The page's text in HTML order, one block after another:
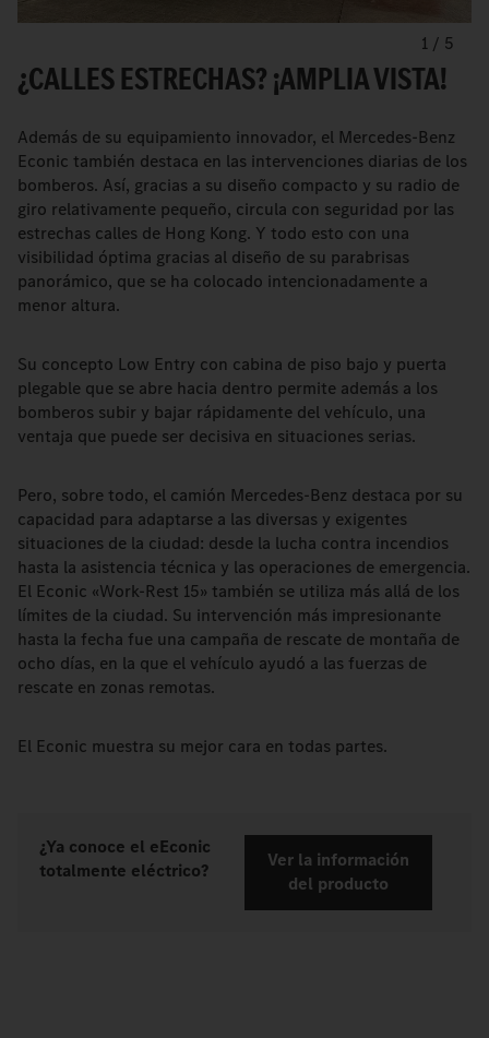
1 / 5
¿CALLES ESTRECHAS? ¡AMPLIA VISTA!
Además de su equipamiento innovador, el Mercedes-Benz
Econic también destaca en las intervenciones diarias de los
bomberos. Así, gracias a su diseño compacto y su radio de
giro relativamente pequeño, circula con seguridad por las
estrechas calles de Hong Kong. Y todo esto con una
visibilidad óptima gracias al diseño de su parabrisas
panorámico, que se ha colocado intencionadamente a
menor altura.
Su concepto Low Entry con cabina de piso bajo y puerta
plegable que se abre hacia dentro permite además a los
bomberos subir y bajar rápidamente del vehículo, una
ventaja que puede ser decisiva en situaciones serias.
Pero, sobre todo, el camión Mercedes-Benz destaca por su
capacidad para adaptarse a las diversas y exigentes
situaciones de la ciudad: desde la lucha contra incendios
hasta la asistencia técnica y las operaciones de emergencia.
El Econic «Work-Rest 15» también se utiliza más allá de los
límites de la ciudad. Su intervención más impresionante
hasta la fecha fue una campaña de rescate de montaña de
ocho días, en la que el vehículo ayudó a las fuerzas de
rescate en zonas remotas.
El Econic muestra su mejor cara en todas partes.
¿Ya conoce el eEconic
totalmente eléctrico?
Ver la información
del producto